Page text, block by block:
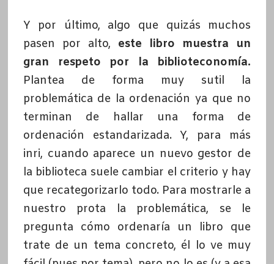
Y por último, algo que quizás muchos
pasen por alto, este libro muestra un
gran respeto por la biblioteconomía.
Plantea de forma muy sutil la
problemática de la ordenación ya que no
terminan de hallar una forma de
ordenación estandarizada. Y, para más
inri, cuando aparece un nuevo gestor de
la biblioteca suele cambiar el criterio y hay
que recategorizarlo todo. Para mostrarle a
nuestro prota la problemática, se le
pregunta cómo ordenaría un libro que
trate de un tema concreto, él lo ve muy